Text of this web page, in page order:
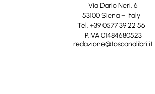
Via Dario Neri, 6
53100 Siena – Italy
Tel. +39 0577 39 22 56
P.IVA 01484680523
redazione@toscanalibri.it